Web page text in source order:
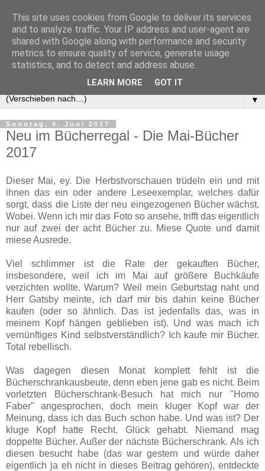
▼
Sonntag, 4. Juni 2017
Neu im Bücherregal - Die Mai-Bücher
2017
Dieser Mai, ey. Die Herbstvorschauen trüdeln ein und mit
ihnen das ein oder andere Leseexemplar, welches dafür
sorgt, dass die Liste der neu eingezogenen Bücher wächst.
Wobei. Wenn ich mir das Foto so ansehe, trifft das eigentlich
nur auf zwei der acht Bücher zu. Miese Quote und damit
miese Ausrede.
Viel schlimmer ist die Rate der gekauften Bücher,
insbesondere, weil ich im Mai auf größere Buchkäufe
verzichten wollte. Warum? Weil mein Geburtstag naht und
Herr Gatsby meinte, ich darf mir bis dahin keine Bücher
kaufen (oder so ähnlich. Das ist jedenfalls das, was in
meinem Kopf hängen geblieben ist). Und was mach ich
vernünftiges Kind selbstverständlich? Ich kaufe mir Bücher.
Total rebellisch.
Was dagegen diesen Monat komplett fehlt ist die
Bücherschrankausbeute, denn eben jene gab es nicht. Beim
vorletzten Bücherschrank-Besuch hat mich nur "Homo
Faber" angesprochen, doch mein kluger Kopf war der
Meinung, dass ich das Buch schon habe. Und was ist? Der
kluge Kopf hatte Recht. Glück gehabt. Niemand mag
doppelte Bücher. Außer der nächste Bücherschrank. Als ich
diesen besucht habe (das war gestern und würde daher
eigentlich ja eh nicht in dieses Beitrag gehören), entdeckte
This site uses cookies from Google to deliver its services
and to analyze traffic. Your IP address and user-agent are
shared with Google along with performance and security
metrics to ensure quality of service, generate usage
statistics, and to detect and address abuse.
LEARN MORE GOT IT